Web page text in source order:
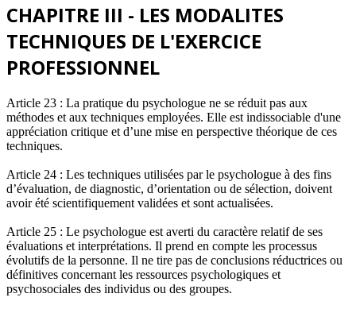
CHAPITRE III - LES MODALITES
TECHNIQUES DE L'EXERCICE
PROFESSIONNEL
Article 23 : La pratique du psychologue ne se réduit pas aux
méthodes et aux techniques employées. Elle est indissociable d'une
appréciation critique et d’une mise en perspective théorique de ces
techniques.
Article 24 : Les techniques utilisées par le psychologue à des fins
d’évaluation, de diagnostic, d’orientation ou de sélection, doivent
avoir été scientifiquement validées et sont actualisées.
Article 25 : Le psychologue est averti du caractère relatif de ses
évaluations et interprétations. Il prend en compte les processus
évolutifs de la personne. Il ne tire pas de conclusions réductrices ou
définitives concernant les ressources psychologiques et
psychosociales des individus ou des groupes.